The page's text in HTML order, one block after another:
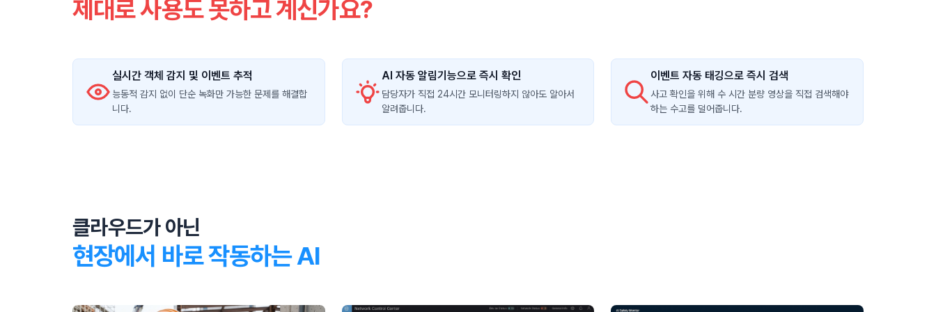
제대로 사용도 못하고 계신가요?
실시간 객체 감지 및 이벤트 추적
능동적 감지 없이 단순 녹화만 가능한 문제를 해결합
니다.
AI 자동 알림기능으로 즉시 확인
담당자가 직접 24시간 모니터링하지 않아도 알아서
알려줍니다.
이벤트 자동 태깅으로 즉시 검색
사고 확인을 위해 수 시간 분량 영상을 직접 검색해야
하는 수고를 덜어줍니다.
클라우드가 아닌
현장에서 바로 작동하는 AI